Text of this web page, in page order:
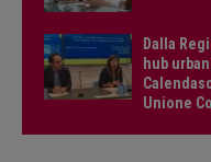
Dalla
hub
Unione